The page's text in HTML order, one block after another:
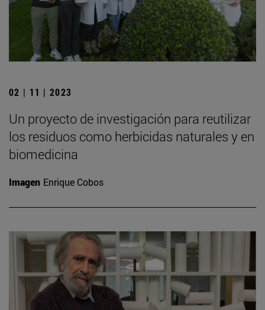
02 | 11 | 2023
Un proyecto de investigación para reutilizar
los residuos como herbicidas naturales y en
biomedicina
Imagen Enrique Cobos